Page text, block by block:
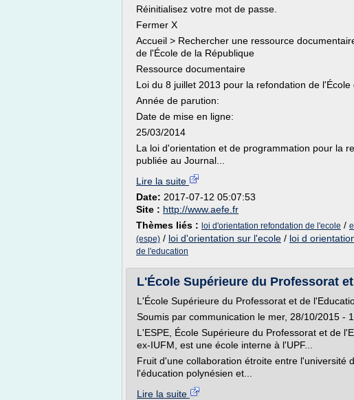
Réinitialisez votre mot de passe.
Fermer X
Accueil > Rechercher une ressource
de l'École de la République
Ressource documentaire
Loi du 8 juillet 2013 pour la refondation de
Année de parution:
Date de mise en ligne:
25/03/2014
La loi d'orientation et de programmation pour la
publiée au Journal...
Lire la suite
Date: 2017-07-12 05:07:53
Site : http://www.aefe.fr
Thèmes liés : loi d'orientation refondation de l'ecole /
(espe) / loi d'orientation sur l'ecole / loi d
de l'education
L'École Supérieure du Professorat
L'École Supérieure du Professorat et de
Soumis par communication le mer, 28/10/2015 -
L'ESPE, École Supérieure du Professorat et de
ex-IUFM, est une école interne à l'UPF...
Fruit d'une collaboration étroite entre l'université
l'éducation polynésien et...
Lire la suite